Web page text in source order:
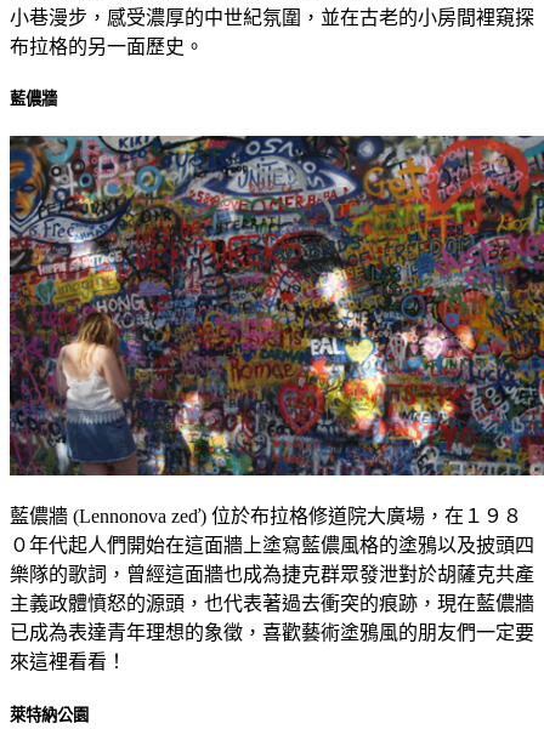
小巷漫步，感受濃厚的中世紀氛圍，並在古老的小房間裡窺探
布拉格的另一面歷史。
藍儂牆
藍儂牆 (Lennonova zeď) 位於布拉格修道院大廣場，在１９８
０年代起人們開始在這面牆上塗寫藍儂風格的塗鴉以及披頭四
樂隊的歌詞，曾經這面牆也成為捷克群眾發泄對於胡薩克共產
主義政體憤怒的源頭，也代表著過去衝突的痕跡，現在藍儂牆
已成為表達青年理想的象徵，喜歡藝術塗鴉風的朋友們一定要
來這裡看看！
萊特納公園